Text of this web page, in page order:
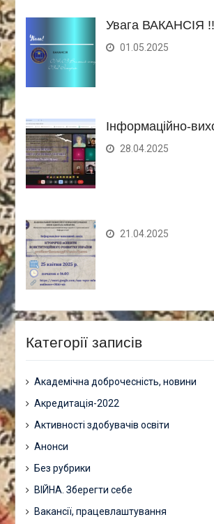
Увага ВАКАНСІЯ
01.05.2025
Інформаційно-
28.04.2025
21.04.2025
Категорії записів
Академічна доброчесність, новини
Акредитація-2022
Активності здобувачів освіти
Анонси
Без рубрики
ВІЙНА. Зберегти себе
Вакансії, працевлаштування